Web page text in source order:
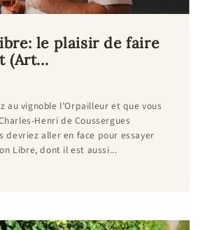
le plaisir de faire
(Art...
au vignoble l’Orpailleur et que vous
Henri de Coussergues
devriez aller en face pour essayer
Libre, dont il est aussi...